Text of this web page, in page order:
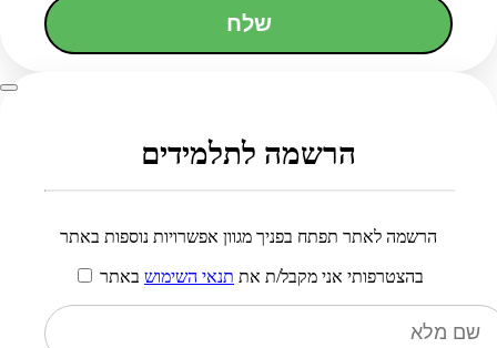
שלח
הרשמה לתלמידים
הרשמה לאתר תפתח בפניך מגוון אפשרויות נוספות באתר
בהצטרפותי אני מקבל/ת את תנאי השימוש באתר